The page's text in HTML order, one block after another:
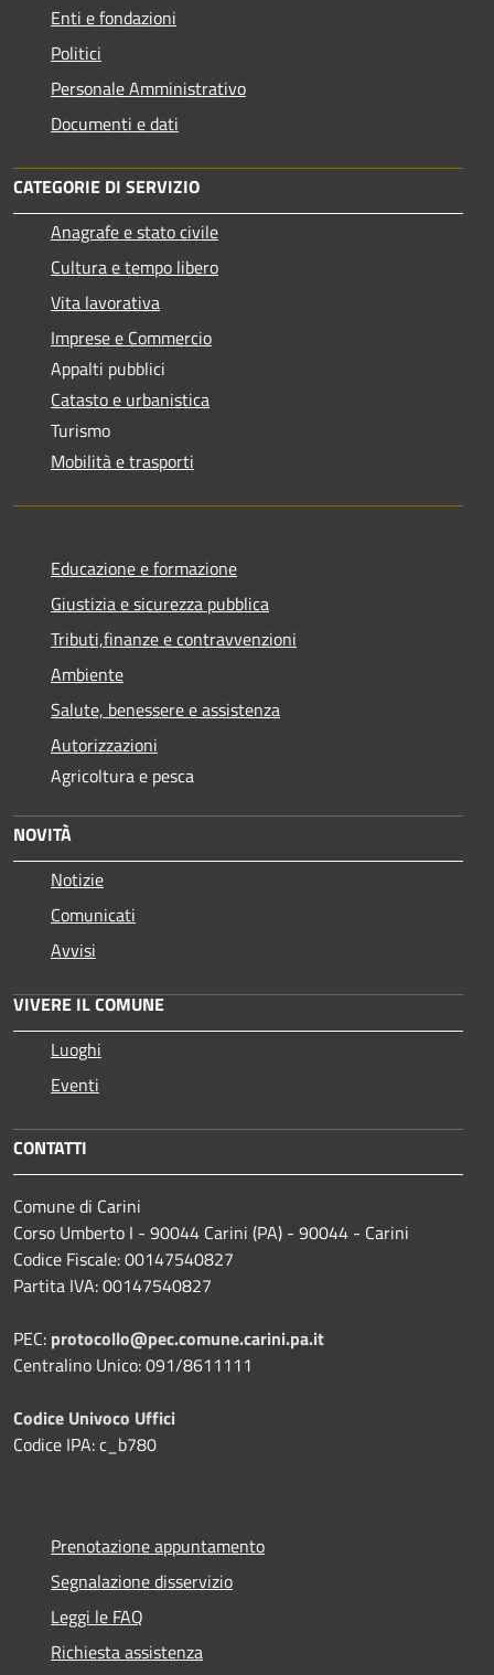
Enti e fondazioni
Politici
Personale Amministrativo
Documenti e dati
CATEGORIE DI SERVIZIO
Anagrafe e stato civile
Cultura e tempo libero
Vita lavorativa
Imprese e Commercio
Appalti pubblici
Catasto e urbanistica
Turismo
Mobilità e trasporti
Educazione e formazione
Giustizia e sicurezza pubblica
Tributi,finanze e contravvenzioni
Ambiente
Salute, benessere e assistenza
Autorizzazioni
Agricoltura e pesca
NOVITÀ
Notizie
Comunicati
Avvisi
VIVERE IL COMUNE
Luoghi
Eventi
CONTATTI
Comune di Carini
Corso Umberto I - 90044 Carini (PA) - 90044 - Carini
Codice Fiscale: 00147540827
Partita IVA: 00147540827
PEC: protocollo@pec.comune.carini.pa.it
Centralino Unico: 091/8611111
Codice Univoco Uffici
Codice IPA: c_b780
Prenotazione appuntamento
Segnalazione disservizio
Leggi le FAQ
Richiesta assistenza